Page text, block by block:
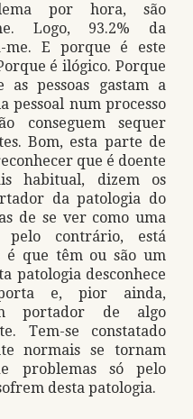
por hora, são
Logo, 93.2% da
me. E porque é este
é ilógico. Porque
as pessoas gastam a
pessoal num processo
conseguem sequer
Bom, esta parte de
que é doente
habitual, dizem os
da patologia do
de se ver como uma
pelo contrário, está
é que têm ou são um
patologia desconhece
e, pior ainda,
portador de algo
Tem-se constatado
normais se tornam
problemas só pelo
desta patologia.